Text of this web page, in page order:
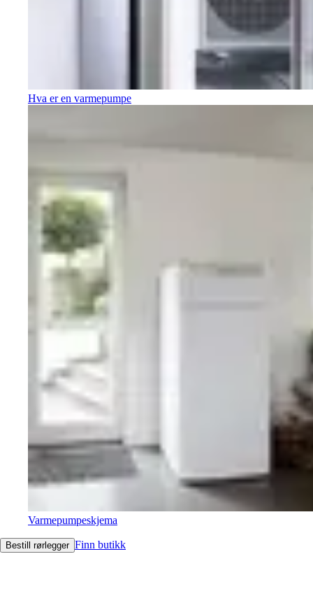
Hva er en varmepumpe
Varmepumpeskjema
Bestill rørlegger Finn butikk